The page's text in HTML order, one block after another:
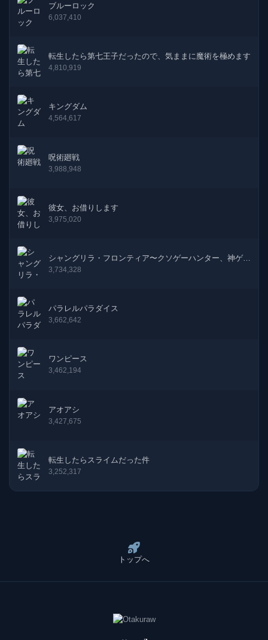
ブルーロック
6,037,410
転生したら第七王子だったので、気ままに魔術を極めます
4,810,919
キングダム
4,564,617
呪術廻戦
3,988,948
彼女、お借りします
3,975,020
シャングリラ・フロンティア〜クソゲーハンター、神ゲー
に挑まんとす〜
3,734,328
パラレルパラダイス
3,662,642
ワンピース
3,462,194
アオアシ
3,427,675
転生したらスライムだった件
3,252,317
トップへ